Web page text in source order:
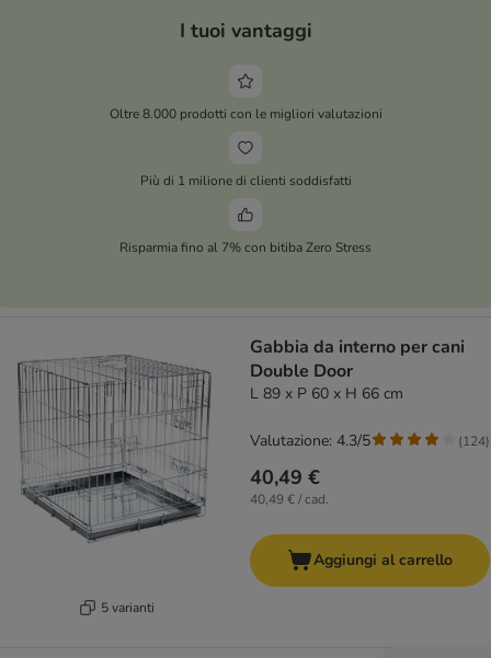
I tuoi vantaggi
Oltre 8.000 prodotti con le migliori valutazioni
Più di 1 milione di clienti soddisfatti
Risparmia fino al 7% con bitiba Zero Stress
5 varianti
Gabbia da interno per cani
Double Door
L 89 x P 60 x H 66 cm
40,49 €
40,49 € / cad.
Valutazione: 4.3/5 (124)
Aggiungi al carrello